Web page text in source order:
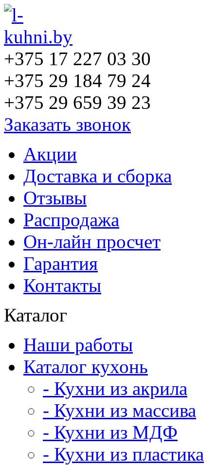
+375 17 227 03 30
+375 29 184 79 24
+375 29 659 39 23
Заказать звонок
Акции
Доставка и сборка
Отзывы
Распродажа
Он-лайн просчет
Гарантия
Контакты
Каталог
Наши работы
Каталог кухонь
- Кухни из акрила
- Кухни из массива
- Кухни из МДФ
- Кухни из пластика